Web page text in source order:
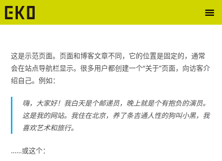
这是示范页面。页面和博客文章不同，它的位置是固定的，通常
会在站点导航栏显示。很多用户都创建一个“关于”页面，向访客介
绍自己。例如：
嗨，大家好！我白天是个邮递员，晚上就是个有抱负的演员。
这是我的网站。我住在北京，养了条吉通人性的狗叫小黑，我
喜欢艺术和旅行。
……或这个：